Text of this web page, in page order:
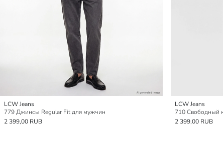
LCW Jeans
779 Джинсы Regular Fit для мужчин
2 399,00 RUB
LCW Jeans
710 Свободный
2 399,00 RUB